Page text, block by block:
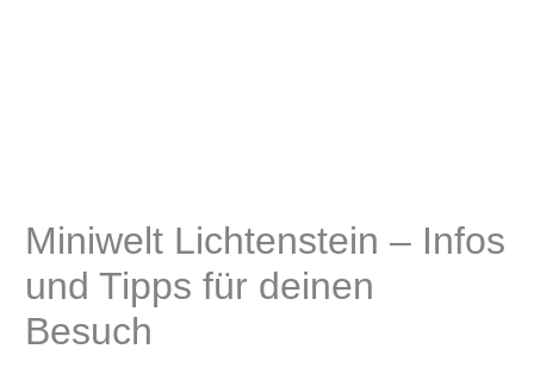
Miniwelt Lichtenstein – Infos
und Tipps für deinen
Besuch